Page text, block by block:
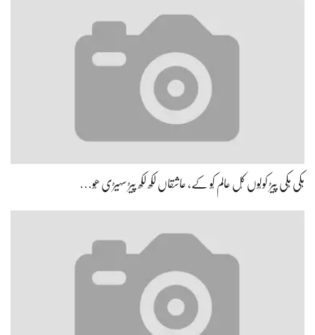
ہِکی ہِکی پیڑ کولُوں کُل عالم کُو کے، عاشقاں لکھ لکھ پیڑ سہیڑی ھُو…